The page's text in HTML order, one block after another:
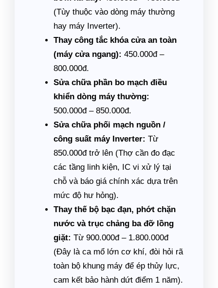
(Tùy thuộc vào dòng máy thường
hay máy Inverter).
Thay công tắc khóa cửa an toàn
(máy cửa ngang): 450.000đ –
800.000đ.
Sửa chữa phần bo mạch điều
khiển dòng máy thường:
500.000đ – 850.000đ.
Sửa chữa phối mạch nguồn /
công suất máy Inverter: Từ
850.000đ trở lên (Thợ cần đo đạc
các tầng linh kiện, IC vi xử lý tại
chỗ và báo giá chính xác dựa trên
mức độ hư hỏng).
Thay thế bộ bạc đạn, phớt chặn
nước và trục chảng ba đỡ lồng
giặt: Từ 900.000đ – 1.800.000đ
(Đây là ca mổ lớn cơ khí, đòi hỏi rã
toàn bộ khung máy để ép thủy lực,
cam kết bảo hành dứt điểm 1 năm).